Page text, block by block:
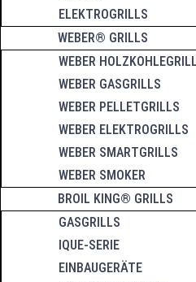
ELEKTROGRILLS
WEBER® GRILLS
WEBER
WEBER GASGRILLS
WEBER PELLETGRILLS
WEBER ELEKTROGRILLS
WEBER SMARTGRILLS
WEBER SMOKER
BROIL KING® GRILLS
GASGRILLS
IQUE-SERIE
EINBAUGERÄTE